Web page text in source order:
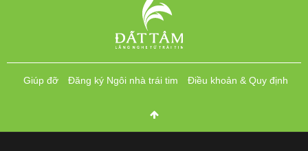
Giúp đỡ Đăng ký Ngôi nhà trái tim Điều khoản & Quy định